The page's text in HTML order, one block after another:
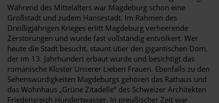
Während des Mittelalters war Magdeburg schon eine
Großstadt und zudem Hansestadt. Im Rahmen des
Dreißigjährigen Krieges erlitt Magdeburg verheerende
Zerstörungen und wurde fast vollständig entvölkert. Wer
heute die Stadt besucht, staunt über den gigantischen Dom,
der im 13. Jahrhundert erbaut wurde und besichtigt das
romanische Kloster Unserer Lieben Frauen. Ebenfalls zu den
Sehenswürdigkeiten Magdeburgs gehören das Rathaus und
das Wohnhaus „Grüne Zitadelle“ des Schweizer Architekten
Friedensreich Hundertwasser. In preußischer Zeit war